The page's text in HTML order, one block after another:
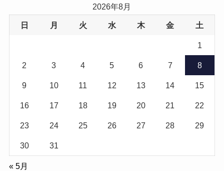
2026年8月
日 月 火 水 木 金 土
1
2 3 4 5 6 7 8
9 10 11 12 13 14 15
16 17 18 19 20 21 22
23 24 25 26 27 28 29
30 31
« 5月